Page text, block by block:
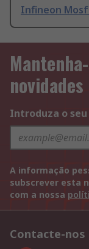
Infineon
Introduza o
A informação
subscrever esta
com a nossa
Contacte-nos